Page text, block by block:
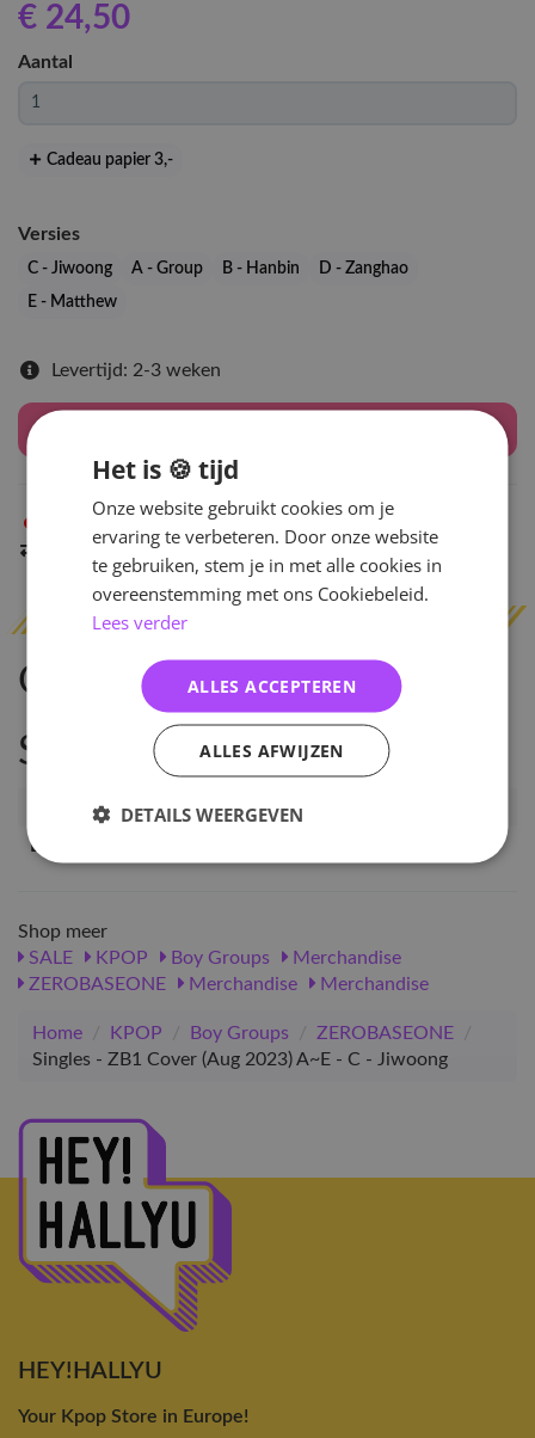
€ 24,50
Aantal
Cadeau papier 3,-
Versies
C - Jiwoong A - Group B - Hanbin
D - Zanghao
E - Matthew
Levertijd: 2-3 weken
in Arnhem
Indien op voorraad
Omschrijving
Specificaties
Artikelnummer
98360
EAN nummer
Shop meer
SALE
KPOP Boy Groups
Merchandise
ZEROBASEONE
Merchandise Merchandise
Home / KPOP / Boy Groups / ZEROBASEONE
/
Singles - ZB1 Cover (Aug 2023) A~E - C - Jiwoong
HEY!HALLYU
Your Kpop Store in Europe!
Het is 🍪 tijd
Onze website gebruikt cookies om je
ervaring te verbeteren. Door onze website
te gebruiken, stem je in met alle cookies in
overeenstemming met ons Cookiebeleid.
Lees verder
ALLES ACCEPTEREN
ALLES AFWIJZEN
DETAILS WEERGEVEN